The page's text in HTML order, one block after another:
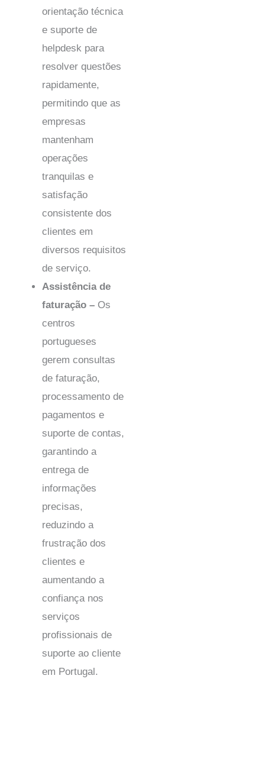
orientação técnica
e suporte de
helpdesk para
resolver questões
rapidamente,
permitindo que as
empresas
mantenham
operações
tranquilas e
satisfação
consistente dos
clientes em
diversos requisitos
de serviço.
Assistência de
faturação – Os
centros
portugueses
gerem consultas
de faturação,
processamento de
pagamentos e
suporte de contas,
garantindo a
entrega de
informações
precisas,
reduzindo a
frustração dos
clientes e
aumentando a
confiança nos
serviços
profissionais de
suporte ao cliente
em Portugal.